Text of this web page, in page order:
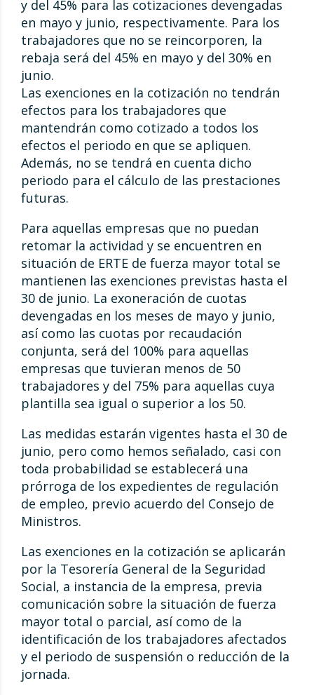
y del 45% para las cotizaciones devengadas
en mayo y junio, respectivamente. Para los
trabajadores que no se reincorporen, la
rebaja será del 45% en mayo y del 30% en
junio.
Las exenciones en la cotización no tendrán
efectos para los trabajadores que
mantendrán como cotizado a todos los
efectos el periodo en que se apliquen.
Además, no se tendrá en cuenta dicho
periodo para el cálculo de las prestaciones
futuras.
Para aquellas empresas que no puedan
retomar la actividad y se encuentren en
situación de ERTE de fuerza mayor total se
mantienen las exenciones previstas hasta el
30 de junio. La exoneración de cuotas
devengadas en los meses de mayo y junio,
así como las cuotas por recaudación
conjunta, será del 100% para aquellas
empresas que tuvieran menos de 50
trabajadores y del 75% para aquellas cuya
plantilla sea igual o superior a los 50.
Las medidas estarán vigentes hasta el 30 de
junio, pero como hemos señalado, casi con
toda probabilidad se establecerá una
prórroga de los expedientes de regulación
de empleo, previo acuerdo del Consejo de
Ministros.
Las exenciones en la cotización se aplicarán
por la Tesorería General de la Seguridad
Social, a instancia de la empresa, previa
comunicación sobre la situación de fuerza
mayor total o parcial, así como de la
identificación de los trabajadores afectados
y el periodo de suspensión o reducción de la
jornada.